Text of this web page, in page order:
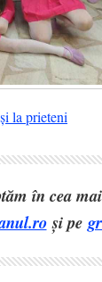
la prieteni
în cea
și pe